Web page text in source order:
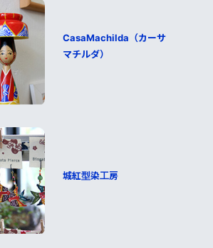
CasaMachilda（カーサ
マチルダ）
城紅型染工房